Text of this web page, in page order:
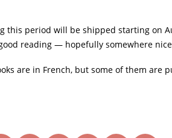
this period will be shipped starting on
reading — hopefully somewhere
are in French, but some of them are